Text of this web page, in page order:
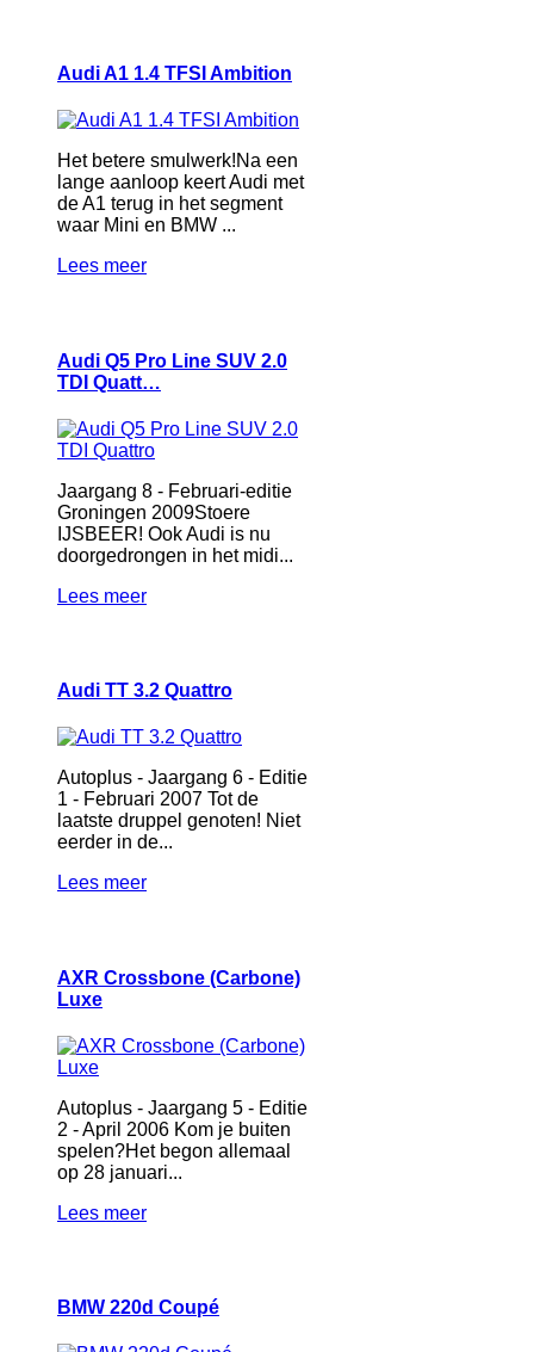
Audi A1 1.4 TFSI Ambition
Het betere smulwerk!Na een
lange aanloop keert Audi met
de A1 terug in het segment
waar Mini en BMW ...
Lees meer
Audi Q5 Pro Line SUV 2.0
TDI Quatt…
Jaargang 8 - Februari-editie
Groningen 2009Stoere
IJSBEER! Ook Audi is nu
doorgedrongen in het midi...
Lees meer
Audi TT 3.2 Quattro
Autoplus - Jaargang 6 - Editie
1 - Februari 2007 Tot de
laatste druppel genoten! Niet
eerder in de...
Lees meer
AXR Crossbone (Carbone)
Luxe
Autoplus - Jaargang 5 - Editie
2 - April 2006 Kom je buiten
spelen?Het begon allemaal
op 28 januari...
Lees meer
BMW 220d Coupé